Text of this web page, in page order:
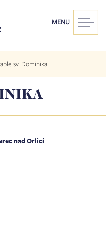
MENU
sv. Dominika
nad Orlicí